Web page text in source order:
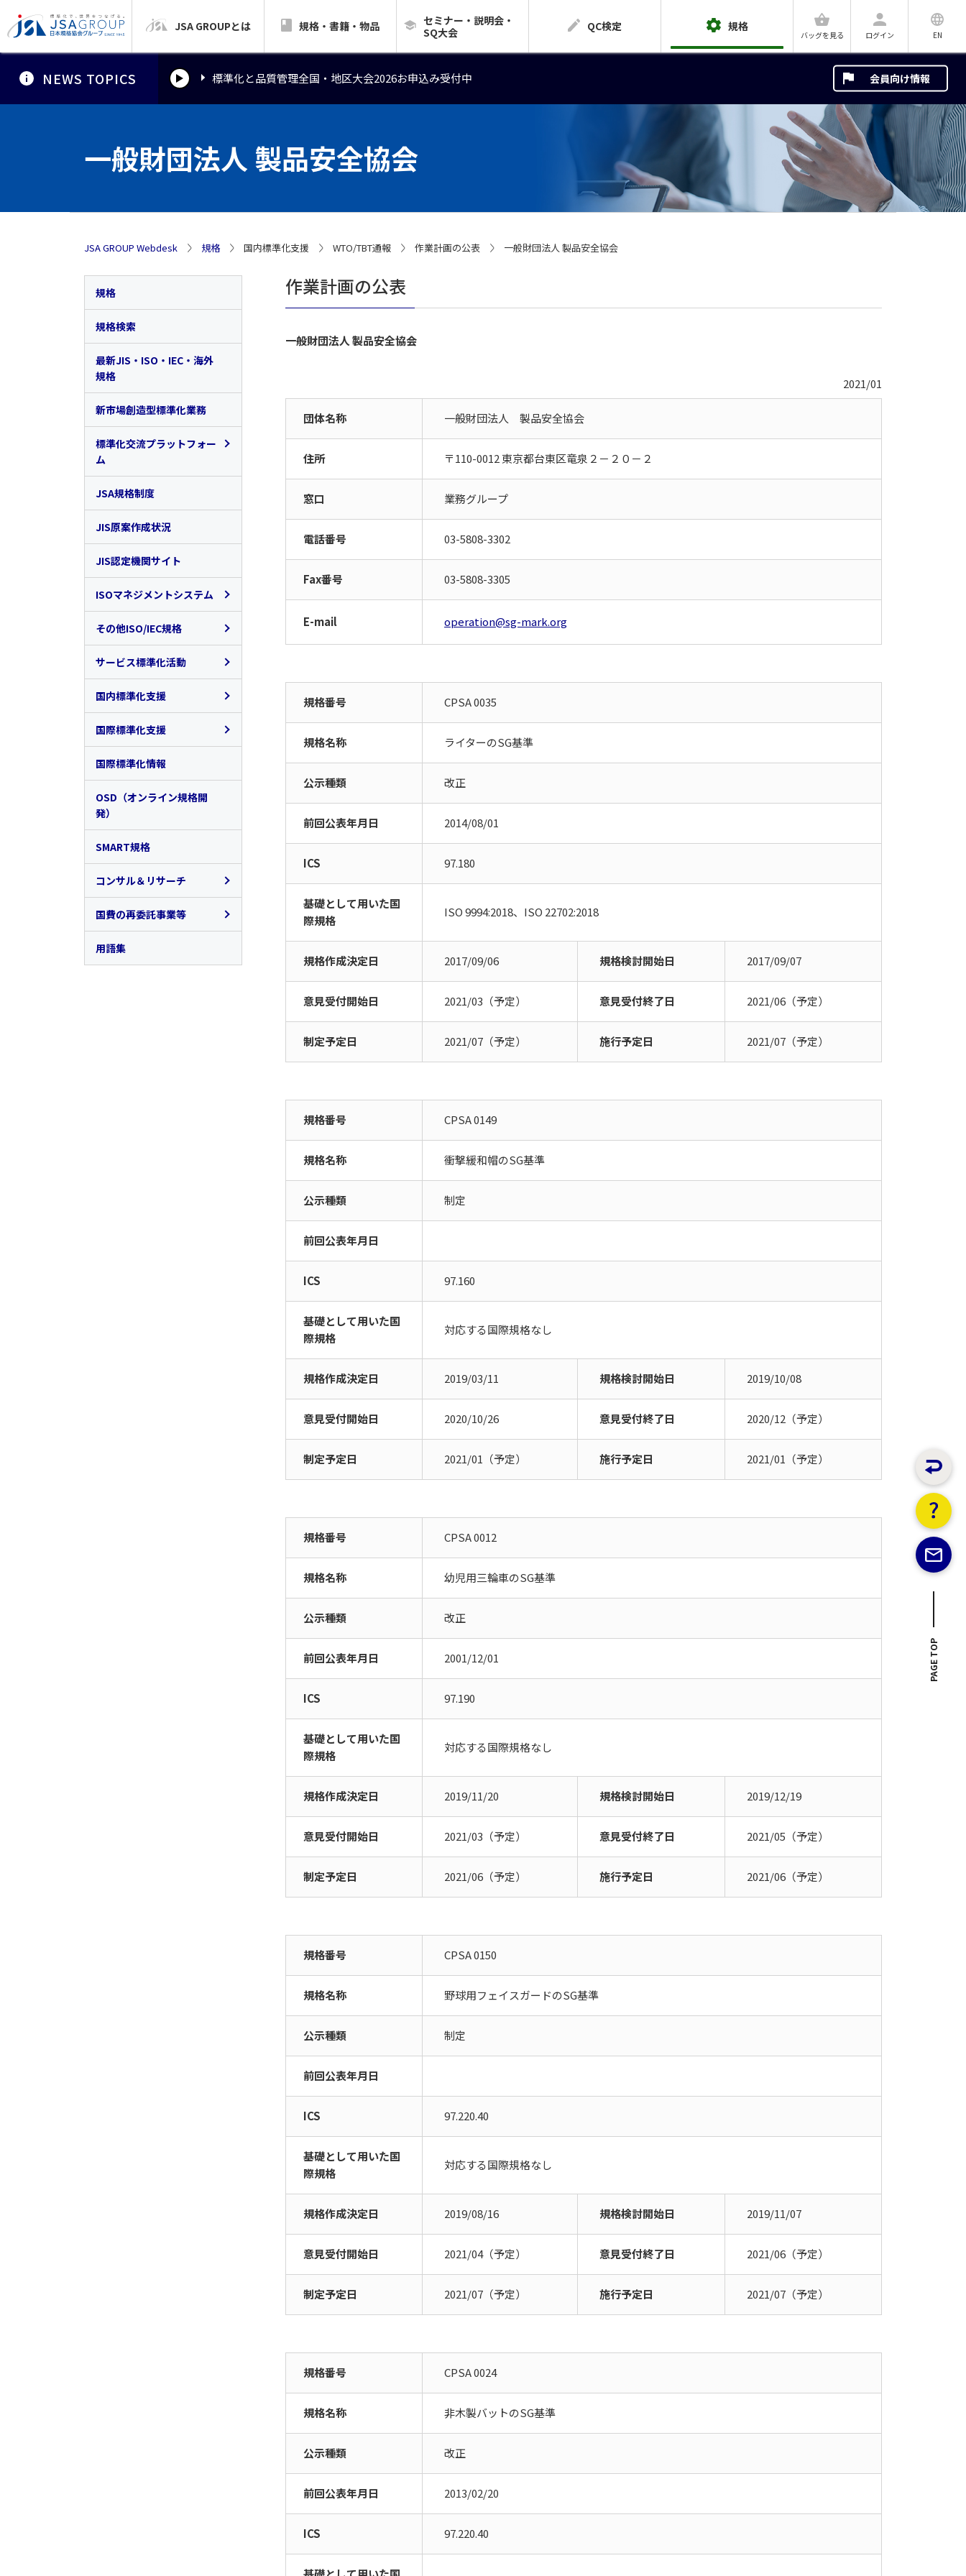
JSA GROUPとは 規格・書籍・物品
セミナー・説明会・
SQ大会
QC検定 規格
バッグを見る ログイン EN
NEWS TOPICS
標準化と品質管理全国・地区大会2026お申込み受付中
標準化と品質管理全国・地区大会2026お申込み受付中 会員向け情報
一般財団法人 製品安全協会
JSA GROUP Webdesk 規格 国内標準化支援 WTO/TBT通報 作業計画の公表 一般財団法人 製品安全協会
作業計画の公表
一般財団法人 製品安全協会
2021/01
団体名称 一般財団法人 製品安全協会
住所 〒110-0012 東京都台東区竜泉２－２０－２
窓口 業務グループ
電話番号 03-5808-3302
Fax番号 03-5808-3305
E-mail operation@sg-mark.org
規格番号 CPSA 0035
規格名称 ライターのSG基準
公示種類 改正
前回公表年月日 2014/08/01
ICS 97.180
基礎として用いた国
際規格
ISO 9994:2018、ISO 22702:2018
規格作成決定日 2017/09/06 規格検討開始日 2017/09/07
意見受付開始日 2021/03（予定） 意見受付終了日 2021/06（予定）
制定予定日 2021/07（予定） 施行予定日 2021/07（予定）
規格番号 CPSA 0149
規格名称 衝撃緩和帽のSG基準
公示種類 制定
前回公表年月日
ICS 97.160
基礎として用いた国
際規格
対応する国際規格なし
規格作成決定日 2019/03/11 規格検討開始日 2019/10/08
意見受付開始日 2020/10/26 意見受付終了日 2020/12（予定）
制定予定日 2021/01（予定） 施行予定日 2021/01（予定）
規格番号 CPSA 0012
規格名称 幼児用三輪車のSG基準
公示種類 改正
前回公表年月日 2001/12/01
ICS 97.190
基礎として用いた国
際規格
対応する国際規格なし
規格作成決定日 2019/11/20 規格検討開始日 2019/12/19
意見受付開始日 2021/03（予定） 意見受付終了日 2021/05（予定）
制定予定日 2021/06（予定） 施行予定日 2021/06（予定）
規格番号 CPSA 0150
規格名称 野球用フェイスガードのSG基準
公示種類 制定
前回公表年月日
ICS 97.220.40
基礎として用いた国
際規格
対応する国際規格なし
規格作成決定日 2019/08/16 規格検討開始日 2019/11/07
意見受付開始日 2021/04（予定） 意見受付終了日 2021/06（予定）
制定予定日 2021/07（予定） 施行予定日 2021/07（予定）
規格番号 CPSA 0024
規格名称 非木製バットのSG基準
公示種類 改正
前回公表年月日 2013/02/20
ICS 97.220.40
規格
規格検索
最新JIS・ISO・IEC・海外
規格
新市場創造型標準化業務
標準化交流プラットフォー
ム
標準化交流プラットフォ
ームの概要
サーキュラーエコノミー
標準化プラットフォーム
JSA規格制度
JIS原案作成状況
JIS認定機関サイト
ISOマネジメントシステム
ISO9000ファミリー
規格情報
開発の経緯
アーカイブ
ISO14000ファミリー
規格情報
開発の経緯
リスクマネジメント
規格情報
開発の経緯
セキュリティマネジメン
ト
規格情報
労働安全衛生マネジメン
ト
ISO 45001 概要
日本版OHSMS普及推進会
議の活動について
ISO/TC 309（組織のガバ
ナンス）
MSS整合化動向
その他ISO/IEC規格
ISO26000(社会的責任）
ISO/CASCO(適合性評価)
ISO/TC 12（量及び単
位）
ISO/TC 20/SC 16（無人
航空機システム）
ISO/TC 164（金属の機械
試験）
ISO/TC 258(プロジェク
トマネジメント)
ISO/TC 268/SC 1（スマ
ート都市インフラ）
サービス標準化活動
サービス標準化の概要
サービス関連規格の開発
ISO/TC312（サービスエク
セレンス）
ーン物流）
ISO/TC 324（シェアリン
グエコノミー）
サービス関連規格（国内）
サービス標準化フォーラ
ム
国内標準化支援
JIS原案作成
JIS原案作成に係る事前
調査
特定標準化機関（CSB）
制度
JIS原案等作成予定情報
CSBとしてのパブリック
コメントの実施
JIS原案作成公募制度
国際標準化支援
ISO/IEC TC一覧及び国内
審議団体連絡先情報
ISO/IEC幹事国業務
国際標準化研修
報告会・交流会・講演会
多国間・二国間連携
ISO/IECの規定・政策等
国際標準化情報
OSD（オンライン規格開
発）
SMART規格
コンサル＆リサーチ
トップ
フェロー活動実績
国費の再委託事業等
トップ
用語集
PAGE TOP